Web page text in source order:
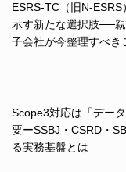
ESRS-TC（旧N-
示す新たな選択肢──
子会社が今整理すべき
Scope3対応は「デー
要ーSSBJ・CSRD・
る実務基盤とは